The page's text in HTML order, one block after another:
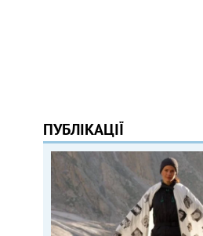
ПУБЛІКАЦІЇ